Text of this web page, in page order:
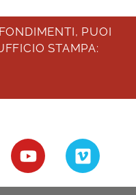
PUOI
STAMPA: